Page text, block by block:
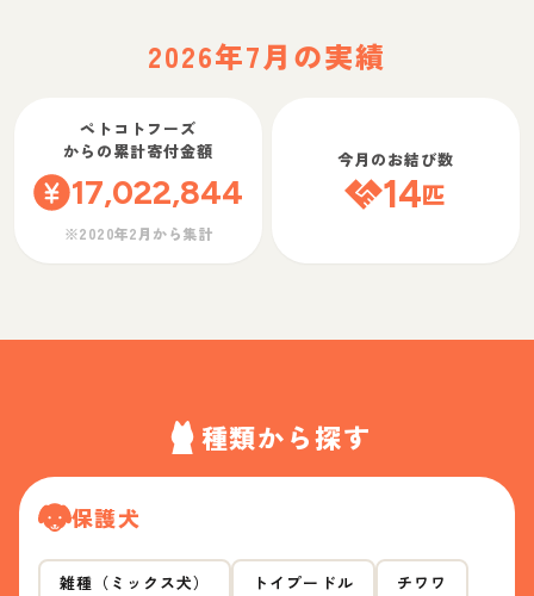
2026年7月の実績
ペトコトフーズ
からの累計寄付金額
17,022,844
※2020年2月から集計
今月のお結び数
14匹
種類から探す
保護犬
雑種（ミックス犬） トイプードル チワワ